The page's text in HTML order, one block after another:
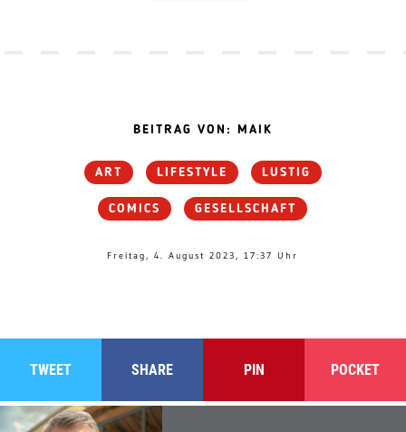
BEITRAG VON: MAIK
ART LIFESTYLE LUSTIG
COMICS GESELLSCHAFT
Freitag, 4. August 2023, 17:37 Uhr
TWEET SHARE PIN POCKET